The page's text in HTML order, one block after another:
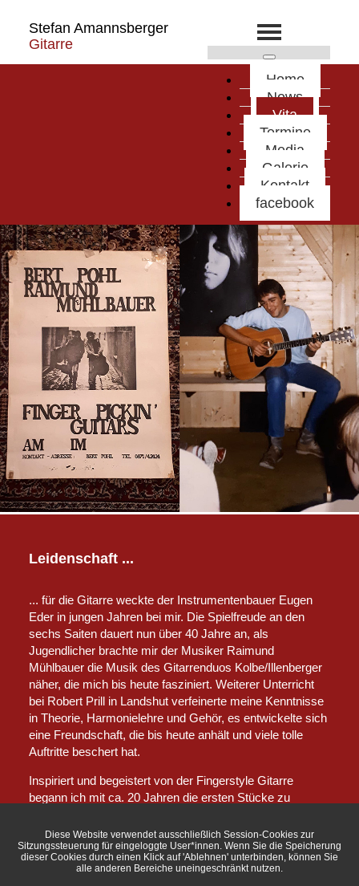
Home
News
Vita
Termine
Media
Galerie
Kontakt
facebook
Stefan Amannsberger
Gitarre
Leidenschaft ...
... für die Gitarre weckte der Instrumentenbauer Eugen
Eder in jungen Jahren bei mir. Die Spielfreude an den
sechs Saiten dauert nun über 40 Jahre an, als
Jugendlicher brachte mir der Musiker Raimund
Mühlbauer die Musik des Gitarrenduos Kolbe/Illenberger
näher, die mich bis heute fasziniert. Weiterer Unterricht
bei Robert Prill in Landshut verfeinerte meine Kenntnisse
in Theorie, Harmonielehre und Gehör, es entwickelte sich
eine Freundschaft, die bis heute anhält und viele tolle
Auftritte beschert hat.
Inspiriert und begeistert von der Fingerstyle Gitarre
begann ich mit ca. 20 Jahren die ersten Stücke zu
Festivals zu spielen und trat zumeist als Solokünstler auf.
In den 90er Jahren lebte ich in Freiburg/Schwarzwald und
verbrachte dort wunderbare Jahre, spielte meine erste
Diese Website verwendet ausschließlich Session-Cookies zur
Sitzungssteuerung für eingeloggte User*innen. Wenn Sie die Speicherung
dieser Cookies durch einen Klick auf 'Ablehnen' unterbinden, können Sie
alle anderen Bereiche uneingeschränkt nutzen.